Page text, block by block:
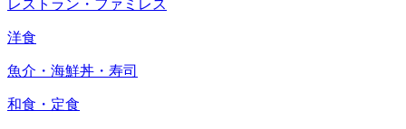
レストラン・ファミレス
洋食
魚介・海鮮丼・寿司
和食・定食